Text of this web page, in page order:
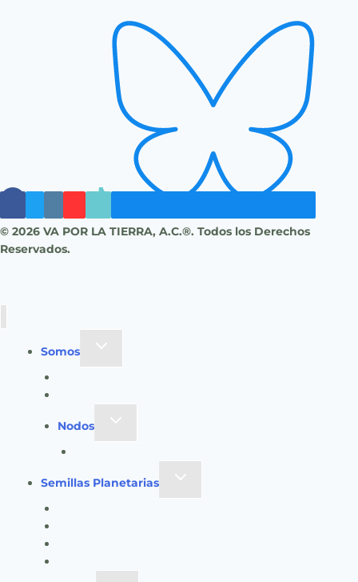
© 2026 VA POR LA TIERRA, A.C.®. Todos los Derechos
Reservados.
Somos
Toggle
child
Nodos
Toggle
child
Semillas Planetarias
Toggle
child